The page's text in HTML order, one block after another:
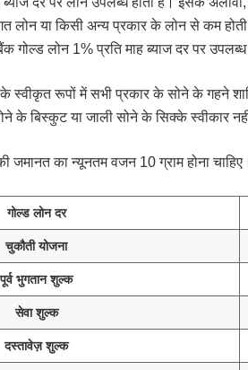
लोन या किसी अन्य प्रकार के लोन से कम
गोल्ड लोन 1% प्रति माह ब्याज दर पर
के स्वीकृत रूपों में सभी प्रकार के सोने के गहने
के बिस्कुट या जाली सोने के सिक्के स्वीकार
का न्यूनतम वजन 10 ग्राम होना चाहिए।
गोल्ड लोन दर
चुकौती योजना
पूर्व भुगतान शुल्क
सेवा शुल्क
दस्तावेज़ शुल्क